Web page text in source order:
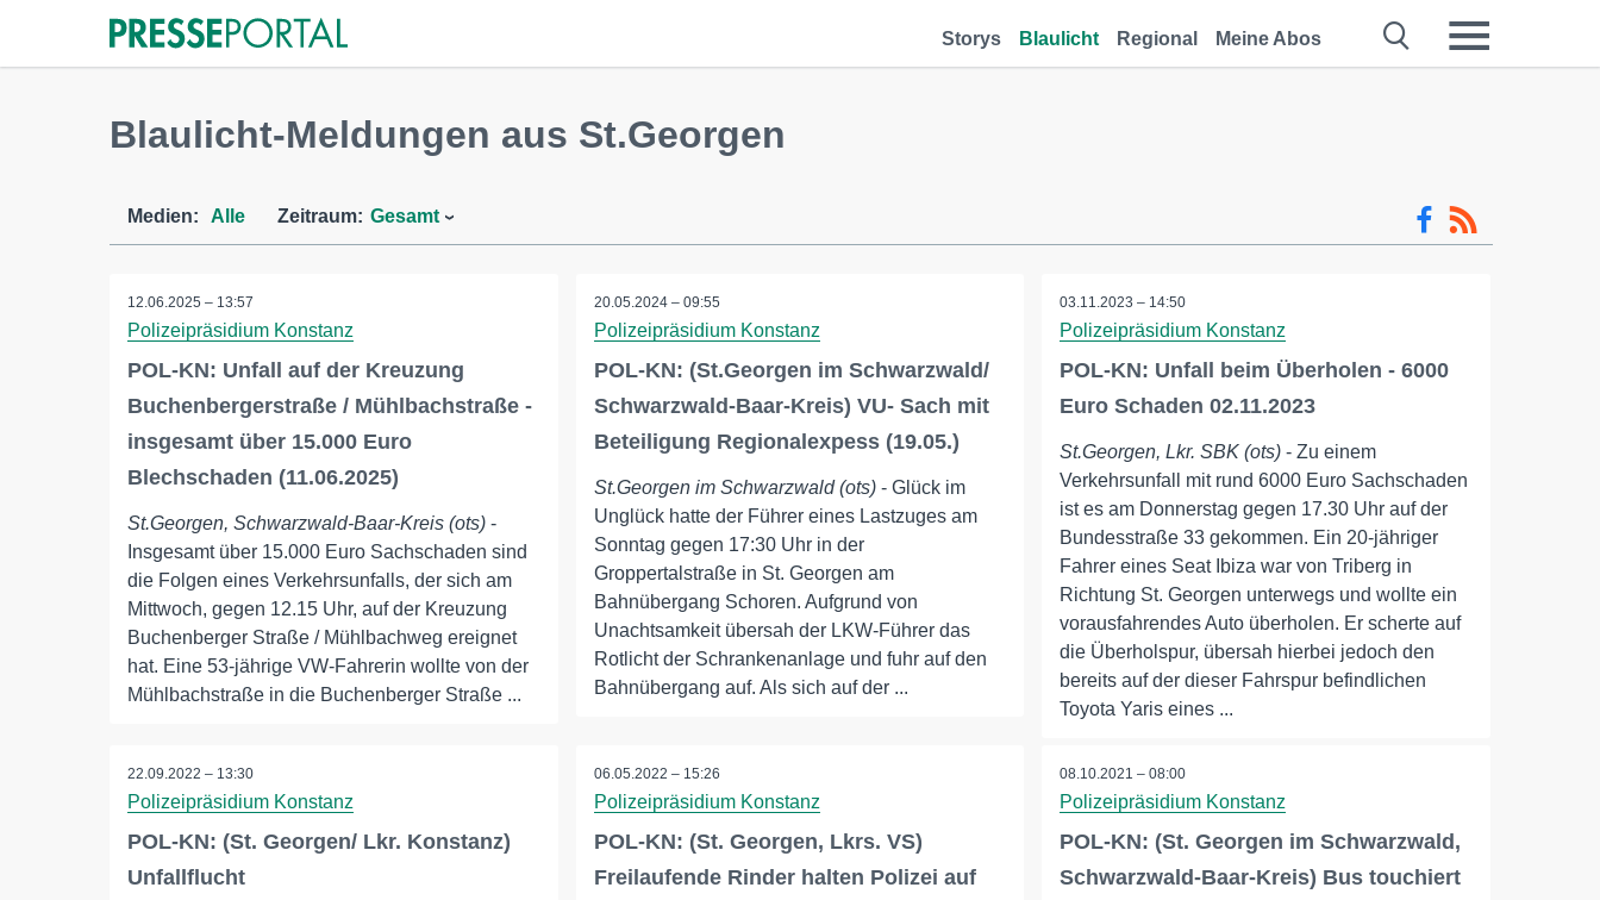
Storys Blaulicht Regional Meine Abos
Blaulicht-Meldungen aus St.Georgen
Medien: Alle Zeitraum: Gesamt
12.06.2025 – 13:57
Polizeipräsidium Konstanz
POL-KN: Unfall auf der Kreuzung
Buchenbergerstraße / Mühlbachstraße -
insgesamt über 15.000 Euro
Blechschaden (11.06.2025)
St.Georgen, Schwarzwald-Baar-Kreis (ots) -
Insgesamt über 15.000 Euro Sachschaden sind
die Folgen eines Verkehrsunfalls, der sich am
Mittwoch, gegen 12.15 Uhr, auf der Kreuzung
Buchenberger Straße / Mühlbachweg ereignet
hat. Eine 53-jährige VW-Fahrerin wollte von der
Mühlbachstraße in die Buchenberger Straße ...
20.05.2024 – 09:55
Polizeipräsidium Konstanz
POL-KN: (St.Georgen im Schwarzwald/
Schwarzwald-Baar-Kreis) VU- Sach mit
Beteiligung Regionalexpess (19.05.)
St.Georgen im Schwarzwald (ots)- Glück im
Unglück hatte der Führer eines Lastzuges am
Sonntag gegen 17:30 Uhr in der
Groppertalstraße in St. Georgen am
Bahnübergang Schoren. Aufgrund von
Unachtsamkeit übersah der LKW-Führer das
Rotlicht der Schrankenanlage und fuhr auf den
Bahnübergang auf. Als sich auf der ...
03.11.2023 – 14:50
Polizeipräsidium Konstanz
POL-KN: Unfall beim Überholen - 6000
Euro Schaden 02.11.2023
St.Georgen, Lkr. SBK (ots) - Zu einem
Verkehrsunfall mit rund 6000 Euro Sachschaden
ist es am Donnerstag gegen 17.30 Uhr auf der
Bundesstraße 33 gekommen. Ein 20-jähriger
Fahrer eines Seat Ibiza war von Triberg in
Richtung St. Georgen unterwegs und wollte ein
vorausfahrendes Auto überholen. Er scherte auf
die Überholspur, übersah hierbei jedoch den
bereits auf der dieser Fahrspur befindlichen
Toyota Yaris eines ...
22.09.2022 – 13:30
Polizeipräsidium Konstanz
POL-KN: (St. Georgen/ Lkr. Konstanz)
Unfallflucht
06.05.2022 – 15:26
Polizeipräsidium Konstanz
POL-KN: (St. Georgen, Lkrs. VS)
Freilaufende Rinder halten Polizei auf
08.10.2021 – 08:00
Polizeipräsidium Konstanz
POL-KN: (St. Georgen im Schwarzwald,
Schwarzwald-Baar-Kreis) Bus touchiert